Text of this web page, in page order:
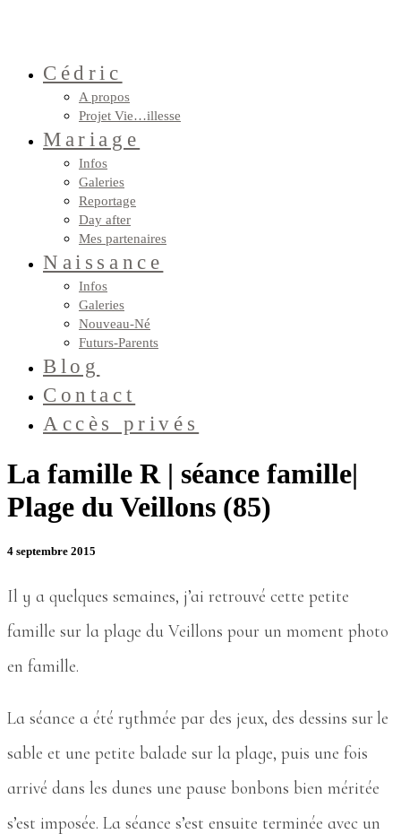
Cédric
A propos
Projet Vie…illesse
Mariage
Infos
Galeries
Reportage
Day after
Mes partenaires
Naissance
Infos
Galeries
Nouveau-Né
Futurs-Parents
Blog
Contact
Accès privés
La famille R | séance famille|
Plage du Veillons (85)
4 septembre 2015
Il y a quelques semaines, j’ai retrouvé cette petite
famille sur la plage du Veillons pour un moment photo
en famille.
La séance a été rythmée par des jeux, des dessins sur le
sable et une petite balade sur la plage, puis une fois
arrivé dans les dunes une pause bonbons bien méritée
s’est imposée. La séance s’est ensuite terminée avec un